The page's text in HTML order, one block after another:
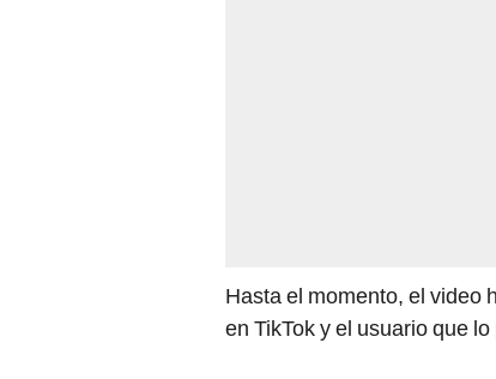
Hasta el momento, el video
en TikTok y el usuario que